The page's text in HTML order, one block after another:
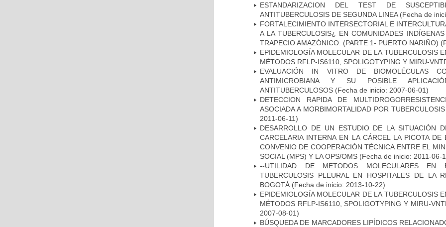
ESTANDARIZACION DEL TEST DE
ANTITUBERCULOSIS DE SEGUNDA LINEA(Fecha de
FORTALECIMIENTO INTERSECTORIAL E
A LA TUBERCULOSIS¿ EN COMUNIDADES
TRAPECIO AMAZÓNICO. (PARTE 1- PUERTO NARIÑO)
EPIDEMIOLOGÍA MOLECULAR DE LA TUBERCULOSIS
MÉTODOS RFLP-IS6110, SPOLIGOTYPING Y MIRU-
EVALUACIÓN IN VITRO DE BIOMOLÉCULAS
ANTIMICROBIANA Y SU POSIBLE
ANTITUBERCULOSOS (Fecha de inicio: 2007-06-01)
DETECCION RAPIDA DE
ASOCIADA A MORBIMORTALIDAD POR
2011-06-11)
DESARROLLO DE UN ESTUDIO DE LA SITUACIÓN
CARCELARIA INTERNA EN LA CÁRCEL LA PICOTA DE
CONVENIO DE COOPERACIÓN TÉCNICA ENTRE EL
SOCIAL (MPS) Y LA OPS/OMS (Fecha de inicio: 2011-06-
--UTILIDAD DE METODOS MOLECULARES
TUBERCULOSIS PLEURAL EN HOSPITALES DE LA
BOGOTÁ (Fecha de inicio: 2013-10-22)
EPIDEMIOLOGÍA MOLECULAR DE LA TUBERCULOSIS
MÉTODOS RFLP-IS6110, SPOLIGOTYPING Y MIRU-
2007-08-01)
BÚSQUEDA DE MARCADORES LIPÍDICOS